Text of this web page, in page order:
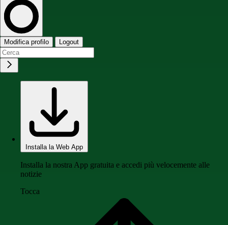
Modifica profilo Logout
Installa la Web App
Installa la nostra App gratuita e accedi più velocemente alle
notizie
Tocca